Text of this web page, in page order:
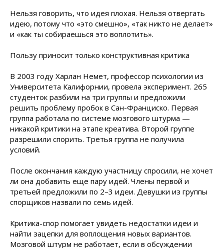
Нельзя говорить, что идея плохая. Нельзя отвергать
идею, потому что «это смешно», «так никто не делает»
и «как ты собираешься это воплотить».
Пользу приносит только конструктивная критика
В 2003 году Харлан Немет, профессор психологии из
Университета Калифорнии, провела эксперимент. 265
студенток разбили на три группы и предложили
решить проблему пробок в Сан-Франциско. Первая
группа работала по системе мозгового штурма —
никакой критики на этапе креатива. Второй группе
разрешили спорить. Третья группа не получила
условий.
После окончания каждую участницу спросили, не хочет
ли она добавить еще пару идей. Члены первой и
третьей предложили по 2–3 идеи. Девушки из группы
спорщиков назвали по семь идей.
Критика-спор помогает увидеть недостатки идеи и
найти зацепки для воплощения новых вариантов.
Мозговой штурм не работает, если в обсуждении